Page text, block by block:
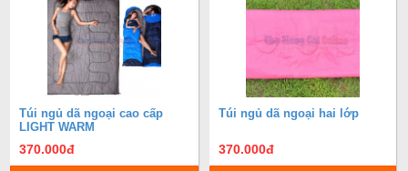
Túi ngủ dã ngoại cao cấp
LIGHT WARM
370.000đ
Túi ngủ dã ngoại hai lớp
370.000đ